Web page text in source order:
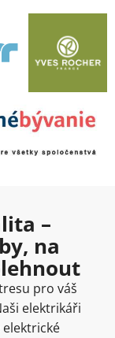
–
na
pro váš
elektrikáři